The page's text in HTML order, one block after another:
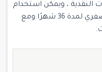
النقدية ، ويمكن استخدام
القروض المصرفية بسعر فائدة صفري لمدة 36 شهرًا ومع